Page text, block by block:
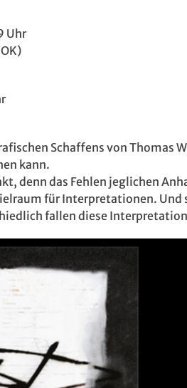
Uhr
Schaffens von Thomas
kann.
denn das Fehlen jeglichen
für Interpretationen. Und
fallen diese